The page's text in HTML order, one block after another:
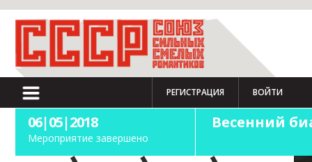
РЕГИСТРАЦИЯ ВОЙТИ
06|05|2018
Мероприятие завершено
Весенний